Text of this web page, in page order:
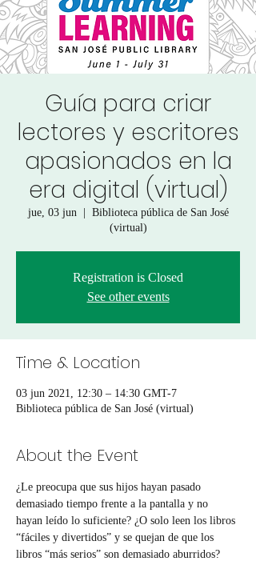
Guía para criar
lectores y escritores
apasionados en la
era digital (virtual)
jue, 03 jun
  |
Biblioteca pública de San José
(virtual)
Registration is Closed
See other events
Time & Location
03 jun 2021, 12:30 – 14:30 GMT-7
Biblioteca pública de San José (virtual)
About the Event
¿Le preocupa que sus hijos hayan pasado
demasiado tiempo frente a la pantalla y no
hayan leído lo suficiente? ¿O solo leen los libros
“fáciles y divertidos” y se quejan de que los
libros “más serios” son demasiado aburridos?